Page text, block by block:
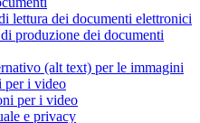
lettura dei documenti elettronici
produzione dei documenti
(alt text) per le immagini
per i video
per i video
e privacy